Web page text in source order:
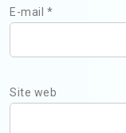
E-mail *
Site web